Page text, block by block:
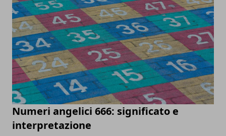
Numeri angelici 666: significato e
interpretazione